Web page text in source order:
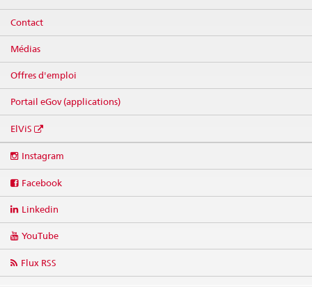
Contact
Médias
Offres d'emploi
Portail eGov (applications)
ElViS
media
Instagram
Facebook
Linkedin
YouTube
Flux RSS